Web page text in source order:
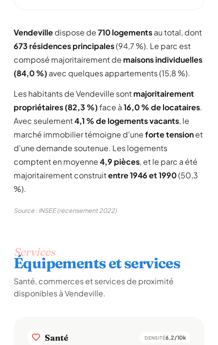
Vendevilledispose de710 logementsau total, dont
673 résidences principales(94,7 %). Le parc est
composé majoritairement de maisons individuelles
(84,0 %) avec quelques appartements (15,8 %).
Les habitants de Vendeville sontmajoritairement
propriétaires (82,3 %)face à16,0 % de locataires.
Avec seulement4,1 % de logements vacants, le
marché immobilier témoigne d'uneforte tensionet
d'une demande soutenue. Les logements
comptent en moyenne4,9 pièces, et le parc a été
majoritairement construitentre 1946 et 1990(50,3
%).
Source : INSEE (recensement 2022)
Services
Équipements et services
Santé, commerces et services de proximité
disponibles à Vendeville.
Santé DENSITÉ6,2/10k